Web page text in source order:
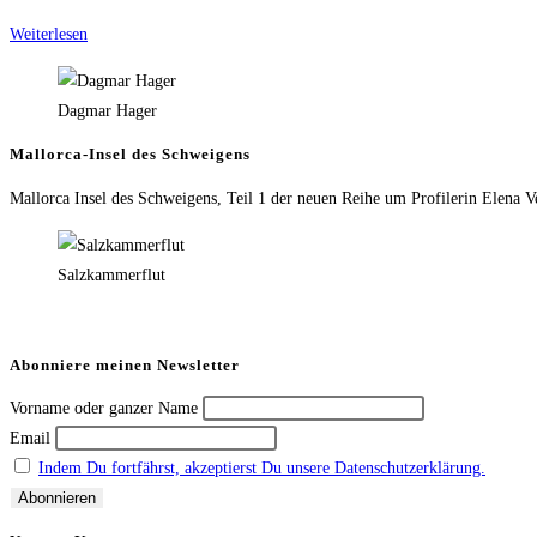
Weiterlesen
Dagmar Hager
Mallorca-Insel des Schweigens
Mallorca Insel des Schweigens, Teil 1 der neuen Reihe um Profilerin Elena
Salzkammerflut
Abonniere meinen Newsletter
Vorname oder ganzer Name
Email
Indem Du fortfährst, akzeptierst Du unsere Datenschutzerklärung.